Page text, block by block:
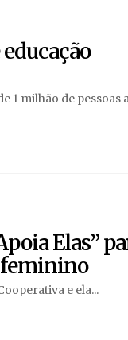
1 milhão de pessoas
Elas”
e ela...